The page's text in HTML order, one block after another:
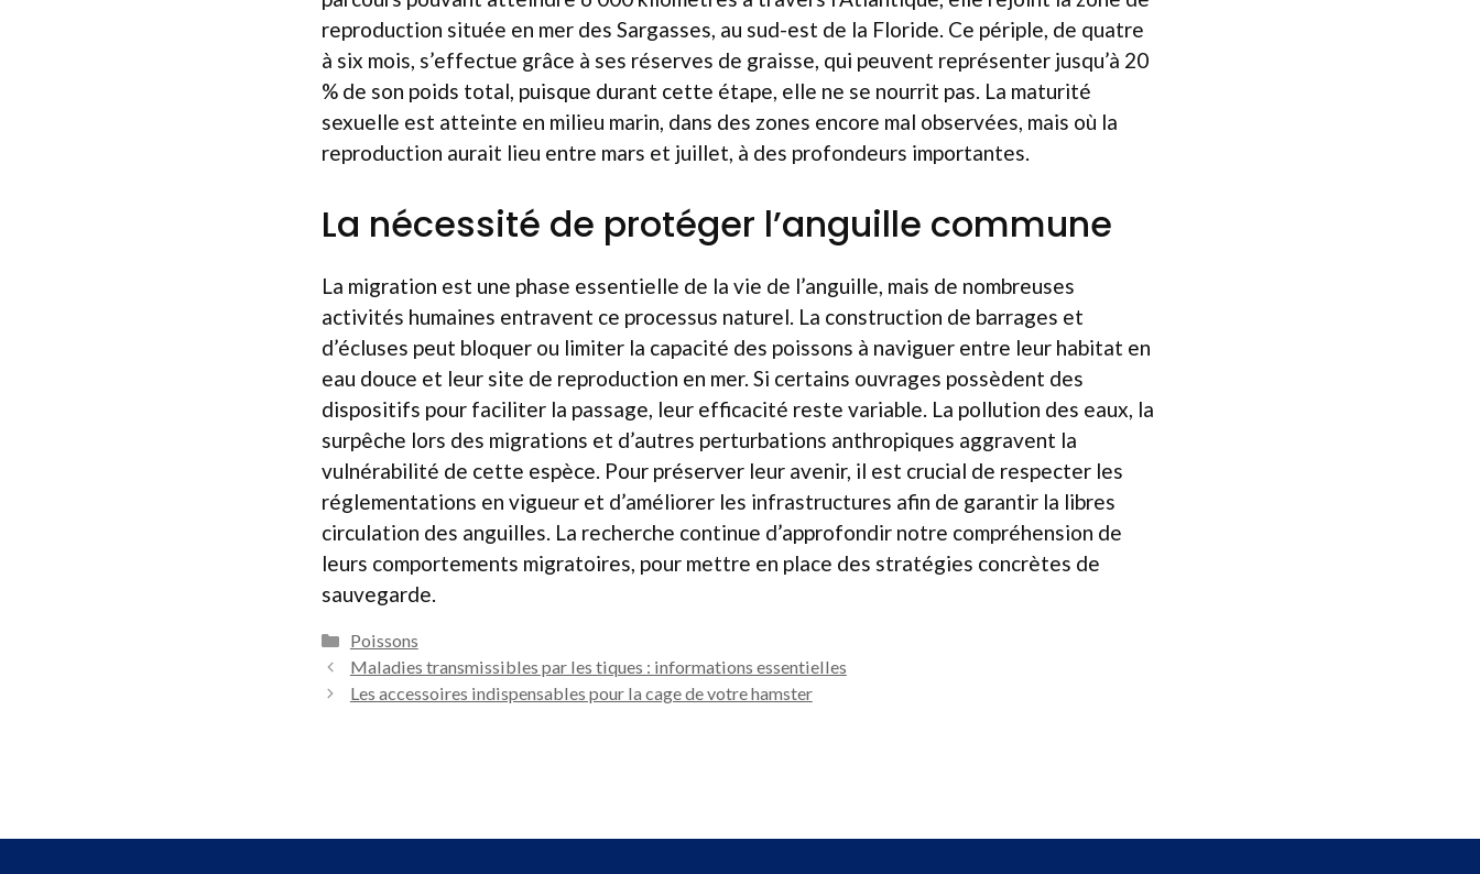
reproduction située en mer des Sargasses, au sud-est de la Floride. Ce périple, de quatre
à six mois, s’effectue grâce à ses réserves de graisse, qui peuvent représenter jusqu’à 20
% de son poids total, puisque durant cette étape, elle ne se nourrit pas. La maturité
sexuelle est atteinte en milieu marin, dans des zones encore mal observées, mais où la
reproduction aurait lieu entre mars et juillet, à des profondeurs importantes.
La nécessité de protéger l’anguille commune
La migration est une phase essentielle de la vie de l’anguille, mais de nombreuses
activités humaines entravent ce processus naturel. La construction de barrages et
d’écluses peut bloquer ou limiter la capacité des poissons à naviguer entre leur habitat en
eau douce et leur site de reproduction en mer. Si certains ouvrages possèdent des
dispositifs pour faciliter la passage, leur efficacité reste variable. La pollution des eaux, la
surpêche lors des migrations et d’autres perturbations anthropiques aggravent la
vulnérabilité de cette espèce. Pour préserver leur avenir, il est crucial de respecter les
réglementations en vigueur et d’améliorer les infrastructures afin de garantir la libres
circu­lation des anguilles. La recherche continue d’approfondir notre compréhension de
leurs comportements migratoires, pour mettre en place des stratégies concrètes de
sauvegarde.
Catégories
Poissons
Maladies transmissibles par les tiques : informations essentielles
Les accessoires indispensables pour la cage de votre hamster